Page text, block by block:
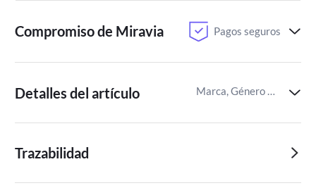
Compromiso de Miravia Pagos seguros
Detalles del artículo Marca, Género del juego,Recomendación por edades para juegos
Trazabilidad